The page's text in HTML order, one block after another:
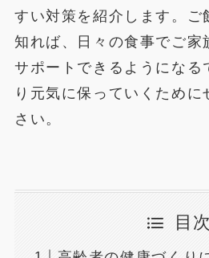
すい対策を紹介します。ご
知れば、日々の食事でご家
サポートできるようになる
り元気に保っていくため
さい。
目次